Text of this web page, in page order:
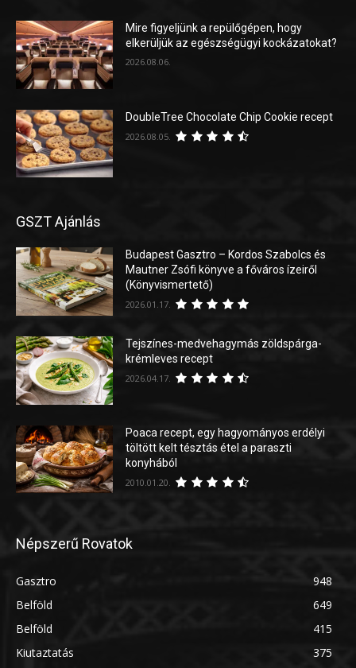
Mire figyeljünk a repülőgépen, hogy
elkerüljük az egészségügyi kockázatokat?
2026.08.06.
DoubleTree Chocolate Chip Cookie recept
2026.08.05.
GSZT Ajánlás
Budapest Gasztro – Kordos Szabolcs és
Mautner Zsófi könyve a főváros ízeiről
(Könyvismertető)
2026.01.17.
Tejszínes-medvehagymás zöldspárga-
krémleves recept
2026.04.17.
Poaca recept, egy hagyományos erdélyi
töltött kelt tésztás étel a paraszti
konyhából
2010.01.20.
Népszerű Rovatok
Gasztro
948
Belföld
649
Belföld
415
Kiutaztatás
375